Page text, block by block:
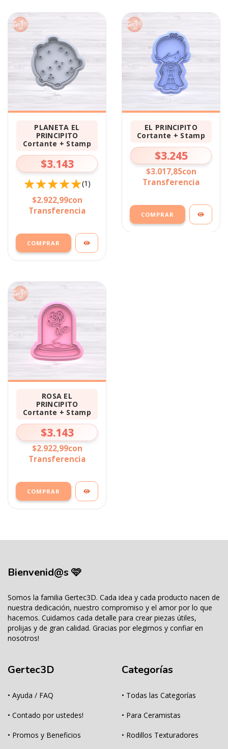
PLANETA EL
PRINCIPITO
Cortante + Stamp
$3.143
(1)
$2.922,99con
Transferencia
COMPRAR
EL PRINCIPITO
Cortante + Stamp
$3.245
$3.017,85con
Transferencia
COMPRAR
ROSA EL
PRINCIPITO
Cortante + Stamp
$3.143
$2.922,99con
Transferencia
COMPRAR
Bienvenid@s 🩷
Somos la familia Gertec3D. Cada idea y cada producto nacen de
nuestra dedicación, nuestro compromiso y el amor por lo que
hacemos. Cuidamos cada detalle para crear piezas útiles,
prolijas y de gran calidad. Gracias por elegirnos y confiar en
nosotros!
Gertec3D
• Ayuda / FAQ
• Contado por ustedes!
• Promos y Beneficios
Categorías
• Todas las Categorías
• Para Ceramistas
• Rodillos Texturadores